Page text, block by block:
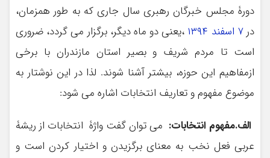
دورۀ مجلس خبرگان رهبری سال جاری که به طور همزمان،
در۷ اسفند ۱۳۹۴ ،یعنی دو ماه دیگر، برگزار می گردد، ضروری
است تا مردم شریف و بصیر استان مازندران با برخی
ازمفاهیم این حوزه، بیشتر آشنا شوند. لذا در این نوشتار به
موضوع مفهوم و تعاریف انتخابات اشاره می شود:
الف.مفهوم انتخابات: می توان گفت واژۀ انتخابات از ريشۀ
عربی فعل نخب به معنای برگزيدن و اختيار كردن است و